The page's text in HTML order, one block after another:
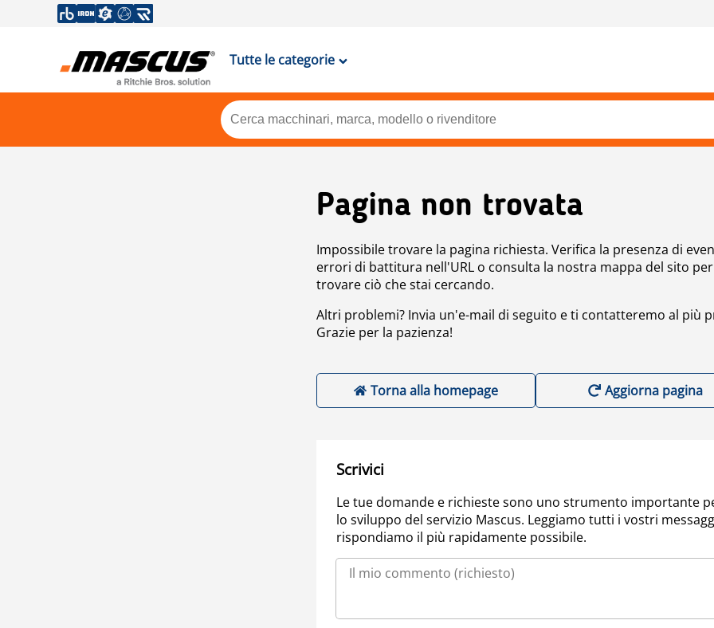
Tutte le categorie
Pagina non trovata
Impossibile trovare la pagina richiesta. Verifica la presenza di
errori di battitura nell'URL o consulta la nostra mappa del sito per
trovare ciò che stai cercando.
Altri problemi? Invia un'e-mail di seguito e ti contatteremo al più
Grazie per la pazienza!
Torna alla homepage Aggiorna pagina
Scrivici
Le tue domande e richieste sono uno strumento importante
lo sviluppo del servizio Mascus. Leggiamo tutti i vostri
rispondiamo il più rapidamente possibile.